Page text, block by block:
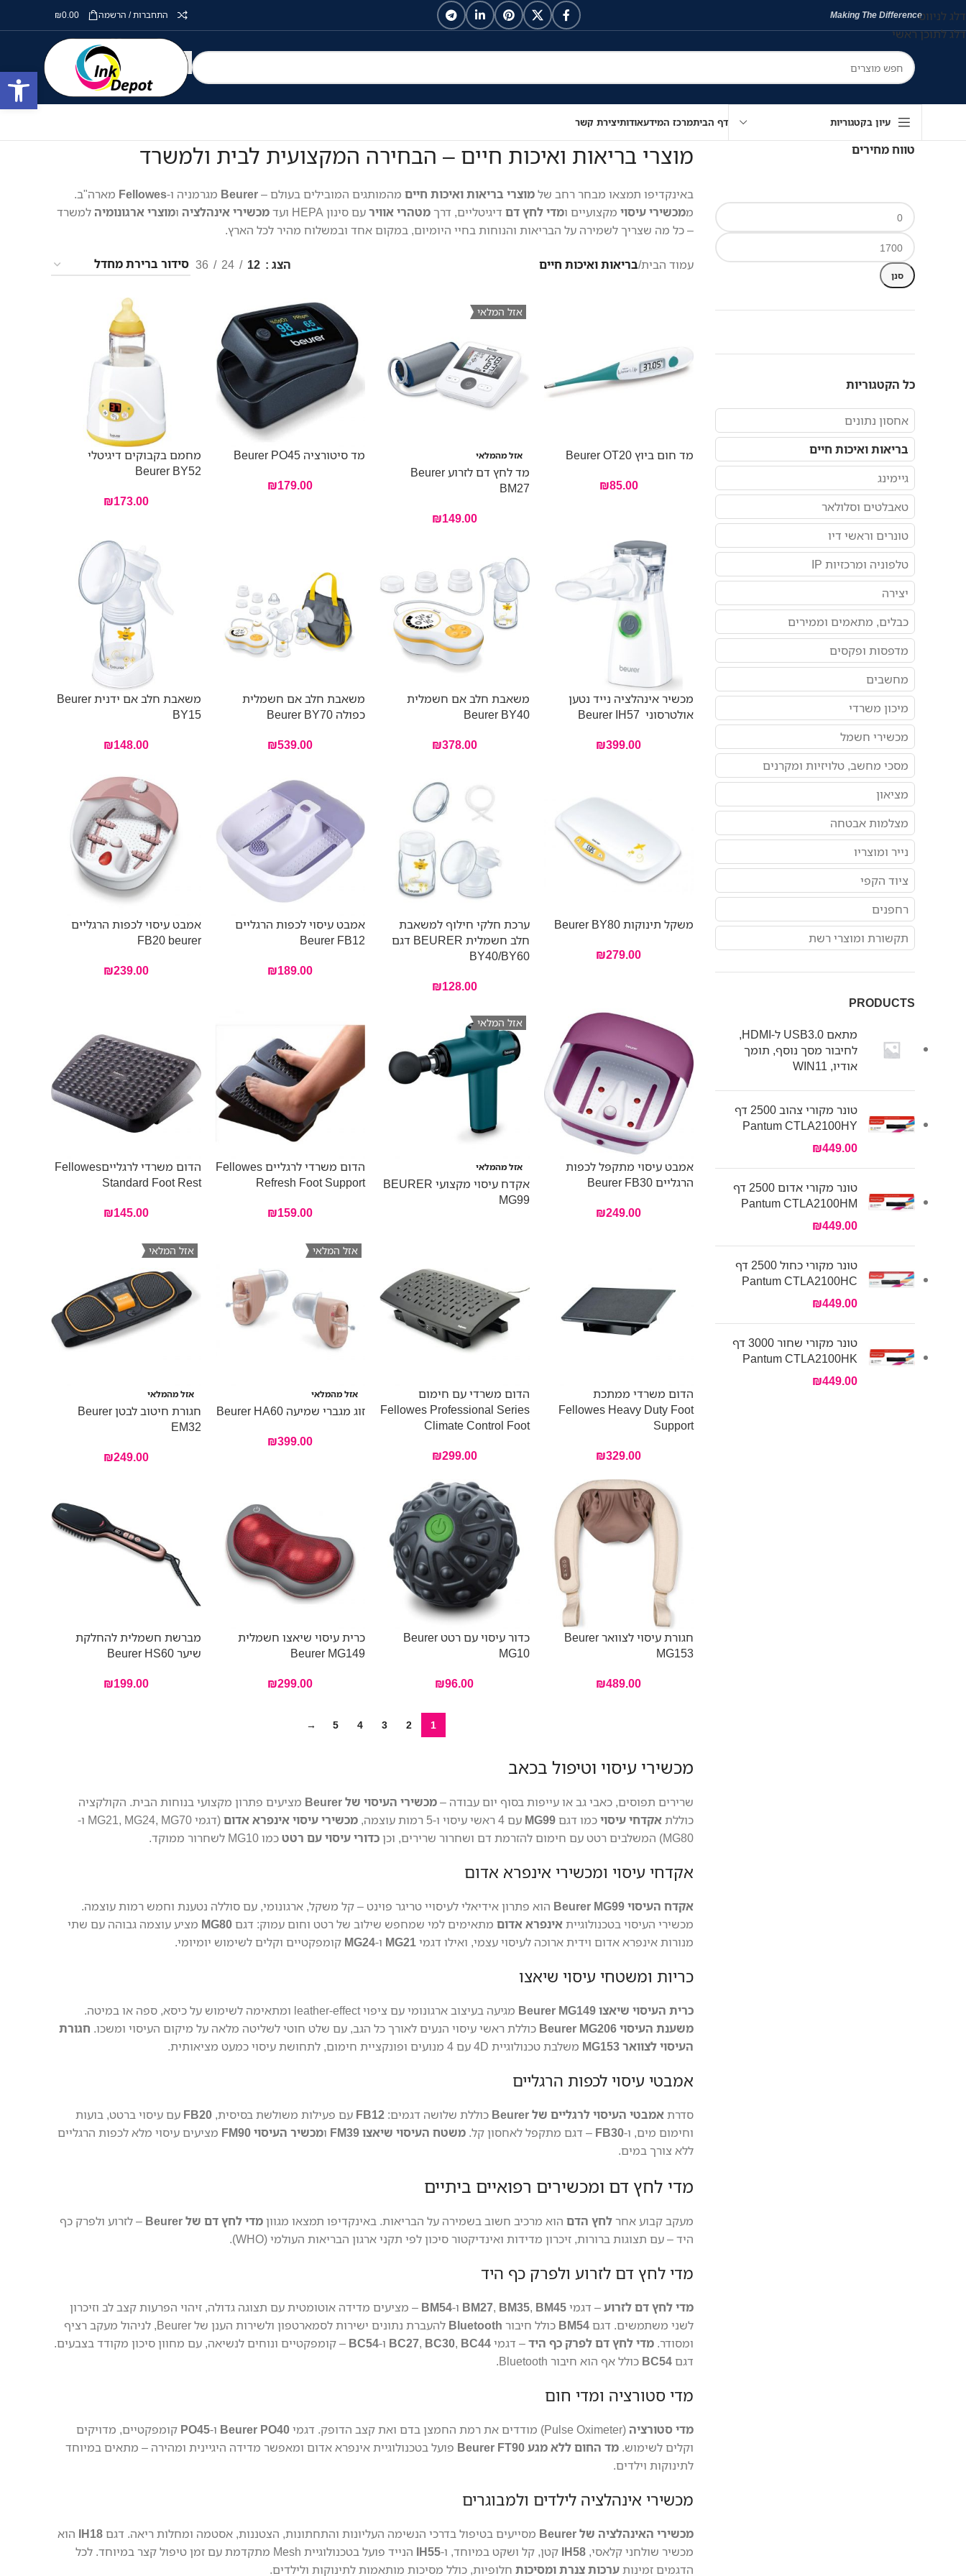
דלג לניווט
דלג לתוכן ראשי
Making The Difference התחברות / הרשמה ₪0.00
עיון בקטגוריות דף הביתמרכז המידעאודותיצירת קשר
טווח מחירים
סנן
כל הקטגוריות
אחסון נתונים
בריאות ואיכות חיים
גיימינג
טאבלטים וסלולאר
טונרים וראשי דיו
טלפוניה ומרכזיות IP
יצירה
כבלים, מתאמים וממירים
מדפסות ופקסים
מחשבים
מיכון משרדי
מכשירי חשמל
מסכי מחשב, טלויזיות ומקרנים
מציאון
מצלמות אבטחה
נייר ומוצריו
ציוד הקפי
רחפנים
תקשורת ומוצרי רשת
PRODUCTS
מתאם USB3.0 ל-HDMI,
לחיבור מסך נוסף, תומך
אודיו, WIN11
טונר מקורי צהוב 2500 דף
Pantum CTLA2100HY
₪449.00
טונר מקורי אדום 2500 דף
Pantum CTLA2100HM
₪449.00
טונר מקורי כחול 2500 דף
Pantum CTLA2100HC
₪449.00
טונר מקורי שחור 3000 דף
Pantum CTLA2100HK
₪449.00
מוצרי בריאות ואיכות חיים – הבחירה המקצועית לבית ולמשרד
באינקדיפו תמצאו מבחר רחב שלמוצרי בריאות ואיכות חייםמהמותגים המובילים בעולם –Beurer מגרמניה ו-Fellowes מארה"ב.
ממכשירי עיסוימקצועיים ומדי לחץ דםדיגיטליים, דרךמטהרי אווירעם סינון HEPA ועד מכשירי אינהלציה ומוצרי ארגונומיה למשרד
– כל מה שצריך לשמירה על הבריאות והנוחות בחיי היומיום, במקום אחד ובמשלוח מהיר לכל הארץ.
עמוד הבית/בריאות ואיכות חיים הצג 12
24
36
מד חום ביוץ Beurer OT20
₪85.00
אזל המלאי
אזל מהמלאי
מד לחץ דם לזרוע Beurer
BM27
₪149.00
מד סיטורציה Beurer PO45
₪179.00
מחמם בקבוקים דיגיטלי
Beurer BY52
₪173.00
מכשיר אינהלציה נייד נטען
אולטרסוני Beurer IH57
₪399.00
משאבת חלב אם חשמלית
Beurer BY40
₪378.00
משאבת חלב אם חשמלית
כפולה Beurer BY70
₪539.00
משאבת חלב אם ידנית Beurer
BY15
₪148.00
משקל תינוקות Beurer BY80
₪279.00
ערכת חלקי חילוף למשאבת
חלב חשמלית BEURER דגם
BY40/BY60
₪128.00
אמבט עיסוי לכפות הרגליים
Beurer FB12
₪189.00
אמבט עיסוי לכפות הרגליים
FB20 beurer
₪239.00
אמבט עיסוי מתקפל לכפות
הרגליים Beurer FB30
₪249.00
אזל המלאי
אזל מהמלאי
אקדח עיסוי מקצועי BEURER
MG99
הדום משרדי לרגליים Fellowes
Refresh Foot Support
₪159.00
הדום משרדי לרגלייםFellowes
Standard Foot Rest
₪145.00
הדום משרדי ממתכת
Fellowes Heavy Duty Foot
Support
₪329.00
הדום משרדי עם חימום
Fellowes Professional Series
Climate Control Foot
₪299.00
אזל המלאי
אזל מהמלאי
זוג מגברי שמיעה Beurer HA60
₪399.00
אזל המלאי
אזל מהמלאי
חגורת חיטוב לבטן Beurer
EM32
₪249.00
חגורת עיסוי לצוואר Beurer
MG153
₪489.00
כדור עיסוי עם רטט Beurer
MG10
₪96.00
כרית עיסוי שיאצו חשמלית
Beurer MG149
₪299.00
מברשת חשמלית להחלקת
שיער Beurer HS60
₪199.00
1
2
3
4
5
→
מכשירי עיסוי וטיפול בכאב
שרירים תפוסים, כאבי גב או עייפות בסוף יום עבודה –מכשירי העיסוי של Beurer
מציעים פתרון מקצועי בנוחות הבית. הקולקציה
כוללתאקדחי עיסויכמו דגם MG99 עם 4 ראשי עיסוי ו-5 רמות עוצמה, מכשירי עיסוי אינפרא אדום
(דגמי MG21, MG24, MG70 ו-
MG80) המשלבים רטט עם חימום להזרמת דם ושחרור שרירים, וכן
כדורי עיסוי עם רטטכמו MG10 לשחרור ממוקד.
אקדחי עיסוי ומכשירי אינפרא אדום
אקדח העיסוי Beurer MG99
הוא פתרון אידיאלי לעיסויי טריגר פוינט – קל משקל, ארגונומי, עם סוללה נטענת וחמש רמות עוצמה.
מכשירי העיסוי בטכנולוגייתאינפרא אדוםמתאימים למי שמחפש שילוב של רטט וחום עמוק: דגם MG80 מציע עוצמה גבוהה עם שתי
מנורות אינפרא אדום וידית ארוכה לעיסוי עצמי, ואילו דגמיMG21 ו-MG24 קומפקטיים וקלים לשימוש יומיומי.
כריות ומשטחי עיסוי שיאצו
כרית העיסוי שיאצו Beurer MG149
מגיעה בעיצוב ארגונומי עם ציפוי leather-effect ומתאימה לשימוש על כיסא, ספה או במיטה.
משענת העיסוי Beurer MG206
כוללת ראשי עיסוי הנעים לאורך כל הגב, עם שלט חוטי לשליטה מלאה על מיקום העיסוי ומשכו. חגורת
העיסוי לצוואר MG153
משלבת טכנולוגיית 4D עם 4 מנועים ופונקציית חימום, לתחושת עיסוי כמעט מציאותית.
אמבטי עיסוי לכפות הרגליים
סדרתאמבטי העיסוי לרגליים של Beurer כוללת שלושה דגמים: FB12 עם פעילות משולשת בסיסית, FB20 עם עיסוי ברטט, בועות
וחימום מים, ו-FB30 – דגם מתקפל לאחסון קל. משטח העיסוי שיאצו FM39 ומכשיר העיסוי FM90
מציעים עיסוי מלא לכפות הרגליים
ללא צורך במים.
מדי לחץ דם ומכשירים רפואיים ביתיים
מעקב קבוע אחרלחץ הדםהוא מרכיב חשוב בשמירה על הבריאות. באינקדיפו תמצאו מגווןמדי לחץ דם של Beurer
– לזרוע ולפרק כף
היד – עם תצוגות ברורות, זיכרון מדידות ואינדיקטור סיכון לפי תקני ארגון הבריאות העולמי (WHO).
מדי לחץ דם לזרוע ולפרק כף היד
מדי לחץ דם לזרוע– דגמי BM27, BM35, BM45 ו-BM54 – מציעים מדידה אוטומטית עם תצוגה גדולה, זיהוי הפרעות קצב לב וזיכרון
לשני משתמשים. דגם BM54 כולל חיבור Bluetooth
להעברת נתונים ישירות לסמארטפון ולשירות הענן של Beurer, לניהול מעקב רציף
ומסודר. מדי לחץ דם לפרק כף היד– דגמי BC27, BC30, BC44 ו-BC54 – קומפקטיים ונוחים לנשיאה, עם מחוון סיכון מקודד בצבעים.
דגם BC54 כולל אף הוא חיבור Bluetooth.
מדי סטורציה ומדי חום
מדי סטורציה (Pulse Oximeter) מודדים את רמת החמצן בדם ואת קצב הדופק. דגמי Beurer PO40 ו-PO45 קומפקטיים, מדויקים
וקלים לשימוש. מד החום ללא מגע Beurer FT90
פועל בטכנולוגיית אינפרא אדום ומאפשר מדידה היגיינית ומהירה – מתאים במיוחד
לתינוקות וילדים.
מכשירי אינהלציה לילדים ולמבוגרים
מכשירי האינהלציה של Beurer מסייעים בטיפול בדרכי הנשימה העליונות והתחתונות, הצטננות, אסטמה ומחלות ריאה. דגם IH18 הוא
מכשיר שולחני קלאסי, IH58 קטן, קל ושקט במיוחד, ו-IH55
הנייד פועל בטכנולוגיית Mesh מתקדמת עם זמן טיפול קצר במיוחד. לכל
הדגמים זמינותערכות צנרת ומסיכותחלופיות, כולל מסיכות מותאמות לתינוקות ולילדים.
פתח